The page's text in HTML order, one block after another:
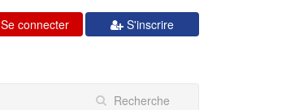
S'inscrire
Se connecter